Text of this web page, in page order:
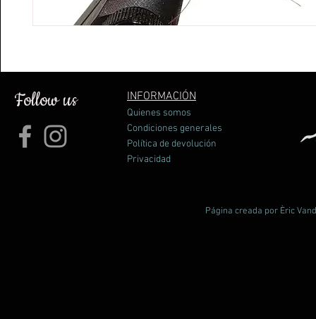
Follow us INFORMACIÓN
Quienes somos
Condiciones generales
Política de devolución
Privacidad
Página creada por Èric